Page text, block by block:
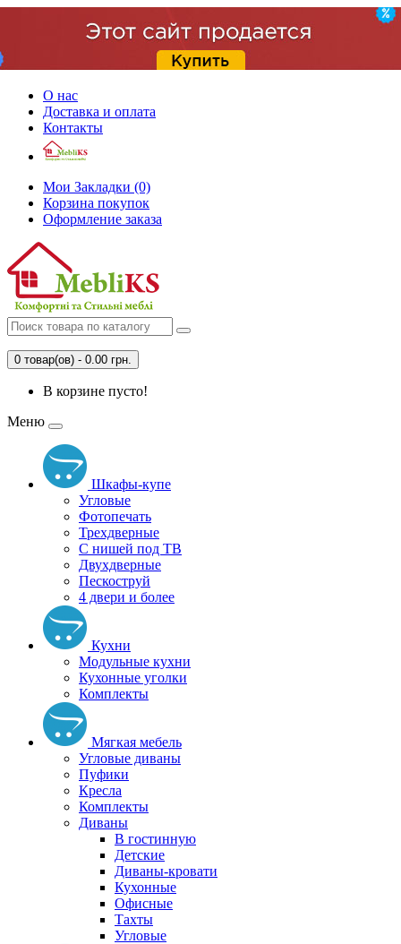
О нас
Доставка и оплата
Контакты
Мои Закладки (0)
Корзина покупок
Оформление заказа
0 товар(ов) - 0.00 грн.
В корзине пусто!
Меню
Шкафы-купе
Угловые
Фотопечать
Трехдверные
С нишей под ТВ
Двухдверные
Пескоструй
4 двери и более
Кухни
Модульные кухни
Кухонные уголки
Комплекты
Мягкая мебель
Угловые диваны
Пуфики
Кресла
Комплекты
Диваны
В гостинную
Детские
Диваны-кровати
Кухонные
Офисные
Тахты
Угловые